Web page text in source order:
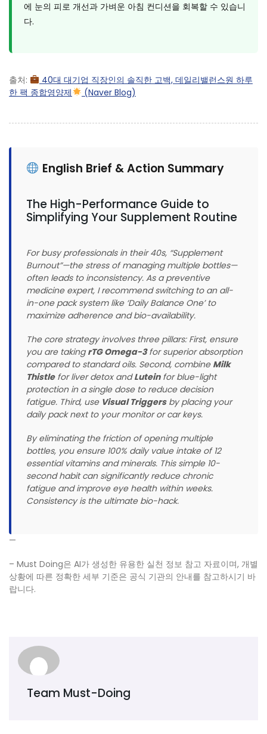
에 눈의 피로 개선과 가벼운 아침 컨디션을 회복할 수 있습니
다.
출처:
40대 대기업 직장인의 솔직한 고백, 데일리밸런스원 하루
한 팩 종합영양제
(Naver Blog)
English Brief & Action Summary
The High-Performance Guide to
Simplifying Your Supplement Routine
For busy professionals in their 40s, “Supplement
Burnout”—the stress of managing multiple bottles—
often leads to inconsistency. As a preventive
medicine expert, I recommend switching to an all-
in-one pack system like ‘Daily Balance One’ to
maximize adherence and bio-availability.
The core strategy involves three pillars: First, ensure
you are takingrTG Omega-3for superior absorption
compared to standard oils. Second, combine Milk
Thistlefor liver detox andLuteinfor blue-light
protection in a single dose to reduce decision
fatigue. Third, use Visual Triggersby placing your
daily pack next to your monitor or car keys.
By eliminating the friction of opening multiple
bottles, you ensure 100% daily value intake of 12
essential vitamins and minerals. This simple 10-
second habit can significantly reduce chronic
fatigue and improve eye health within weeks.
Consistency is the ultimate bio-hack.
—
– Must Doing은 AI가 생성한 유용한 실천 정보 참고 자료이며, 개별
상황에 따른 정확한 세부 기준은 공식 기관의 안내를 참고하시기 바
랍니다.
Team Must-Doing